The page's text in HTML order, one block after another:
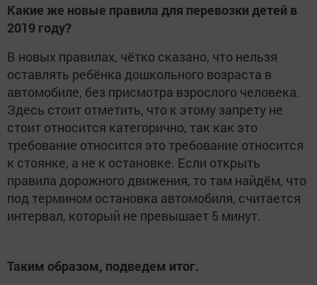
Какие же новые правила для перевозки детей в
2019 году?
В новых правилах, чётко сказано, что нельзя
оставлять ребёнка дошкольного возраста в
автомобиле, без присмотра взрослого человека.
Здесь стоит отметить, что к этому запрету не
стоит относится категорично, так как это
требование относится это требование относится
к стоянке, а не к остановке. Если открыть
правила дорожного движения, то там найдём, что
под термином остановка автомобиля, считается
интервал, который не превышает 5 минут.
Таким образом, подведем итог.